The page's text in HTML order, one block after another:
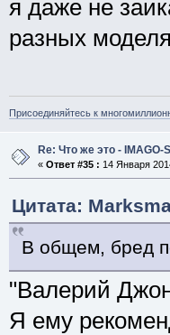
я даже не
разных
Присоединяйтесь к
Re: Что же это - IMAGO-
« Ответ #35 : 14 Января
Цитата:
В общем, бред
"Валерий
Я ему